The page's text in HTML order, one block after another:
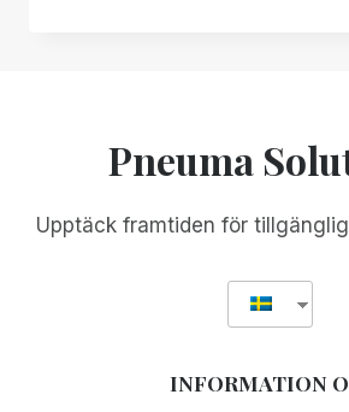
GRATIS
HELA
Pneuma
Upptäck framtiden för
INFORMATION